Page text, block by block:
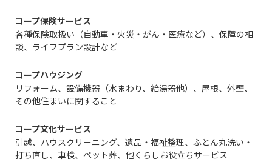
コープ保険サービス
各種保険取扱い（自動車・火災・がん・医療など）、保障の相
談、ライフプラン設計など
コープハウジング
リフォーム、設備機器（水まわり、給湯器他）、屋根、外壁、
その他住まいに関すること
コープ文化サービス
引越、ハウスクリーニング、遺品・福祉整理、ふとん丸洗い・
打ち直し、車検、ペット葬、他くらしお役立ちサービス